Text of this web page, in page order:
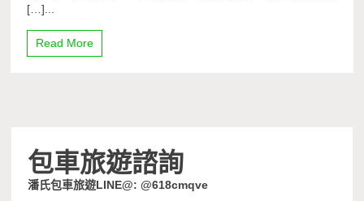
[…]...
Read More
包車旅遊諮詢
潘氏包車旅遊LINE@: @618cmqve